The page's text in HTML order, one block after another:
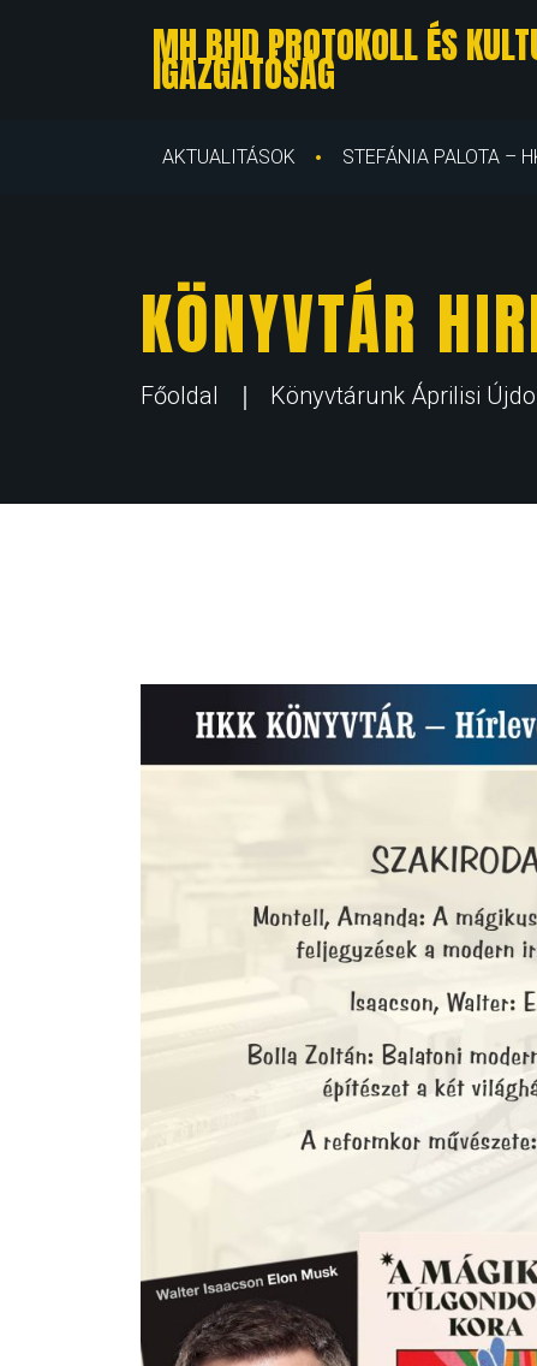
MH BHD PROTOKOLL ÉS
IGAZGATÓSÁG
AKTUALITÁSOK STEFÁNIA PALOTA –
KÖNYVTÁR
Főoldal Könyvtárunk Áprilisi